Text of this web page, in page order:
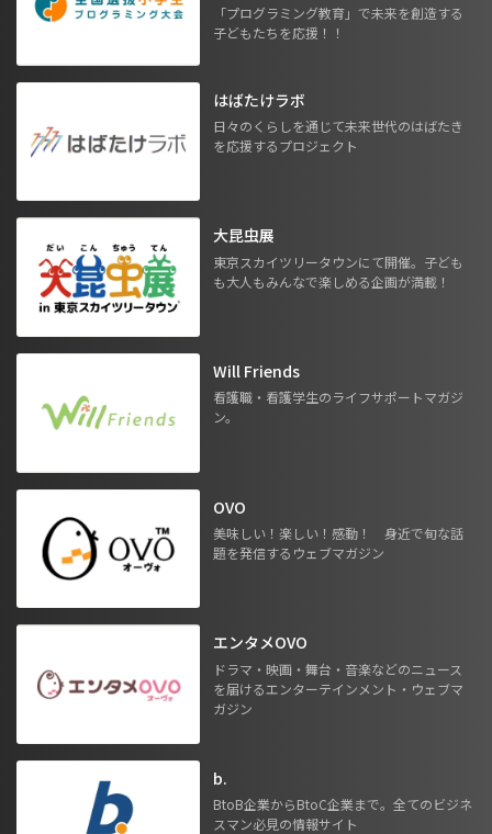
「プログラミング教育」で未来を創造する
子どもたちを応援！！
はばたけラボ
日々のくらしを通じて未来世代のはばたき
を応援するプロジェクト
大昆虫展
東京スカイツリータウンにて開催。子ども
も大人もみんなで楽しめる企画が満載！
Will Friends
看護職・看護学生のライフサポートマガジ
ン。
OVO
美味しい！楽しい！感動！ 身近で旬な話
題を発信するウェブマガジン
エンタメOVO
ドラマ・映画・舞台・音楽などのニュース
を届けるエンターテインメント・ウェブマ
ガジン
b.
BtoB企業からBtoC企業まで。全てのビジネ
スマン必見の情報サイト